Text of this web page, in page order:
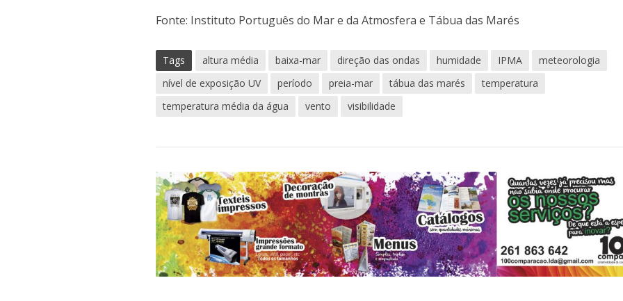
Fonte: Instituto Português do Mar e da Atmosfera e Tábua das Marés
Tags altura média baixa-mar direção das ondas humidade IPMA
meteorologia
nível de exposição UV
período preia-mar tábua das marés
temperatura
temperatura média da água
vento visibilidade